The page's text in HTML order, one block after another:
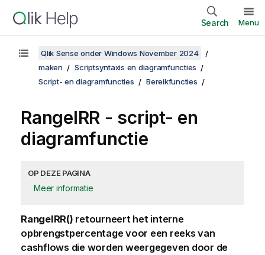
Search Menu
Qlik Sense onder Windows November 2024
maken
Scriptsyntaxis en diagramfuncties
Script- en diagramfuncties
Bereikfuncties
RangeIRR - script- en
diagramfunctie
OP DEZE PAGINA
Meer informatie
RangeIRR() retourneert het interne
opbrengstpercentage voor een reeks van
cashflows die worden weergegeven door de